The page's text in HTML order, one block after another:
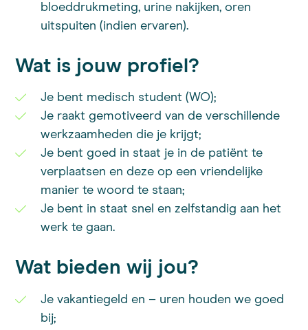
bloeddrukmeting, urine nakijken, oren
uitspuiten (indien ervaren).
Wat is jouw profiel?
Je bent medisch student (WO);
Je raakt gemotiveerd van de verschillende
werkzaamheden die je krijgt;
Je bent goed in staat je in de patiënt te
verplaatsen en deze op een vriendelijke
manier te woord te staan;
Je bent in staat snel en zelfstandig aan het
werk te gaan.
Wat bieden wij jou?
Je vakantiegeld en – uren houden we goed
bij;